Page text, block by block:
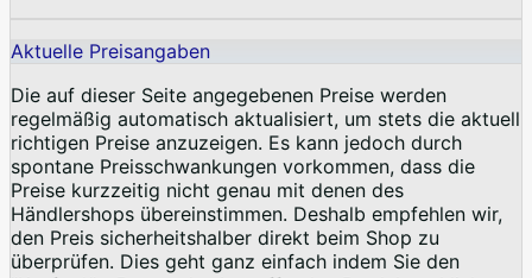
Aktuelle Preisangaben
Die auf dieser Seite angegebenen Preise werden
regelmäßig automatisch aktualisiert, um stets die aktuell
richtigen Preise anzuzeigen. Es kann jedoch durch
spontane Preisschwankungen vorkommen, dass die
Preise kurzzeitig nicht genau mit denen des
Händlershops übereinstimmen. Deshalb empfehlen wir,
den Preis sicherheitshalber direkt beim Shop zu
überprüfen. Dies geht ganz einfach indem Sie den